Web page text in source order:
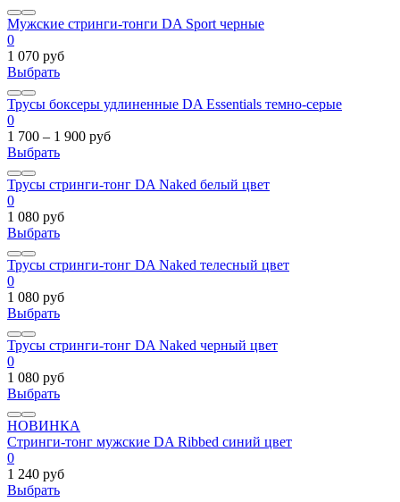
Мужские стринги-тонги DA Sport черные
0
1 070 руб
Выбрать
Трусы боксеры удлиненные DA Essentials темно-серые
0
1 700 – 1 900 руб
Выбрать
Трусы стринги-тонг DA Naked белый цвет
0
1 080 руб
Выбрать
Трусы стринги-тонг DA Naked телесный цвет
0
1 080 руб
Выбрать
Трусы стринги-тонг DA Naked черный цвет
0
1 080 руб
Выбрать
НОВИНКА
Стринги-тонг мужские DA Ribbed синий цвет
0
1 240 руб
Выбрать